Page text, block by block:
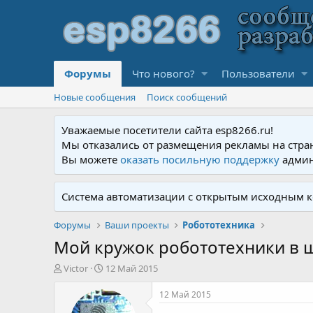
Форумы Что нового? Пользователи
Новые сообщения Поиск сообщений
Уважаемые посетители сайта esp8266.ru!
Мы отказались от размещения рекламы на
Вы можетеоказать посильную поддержку
Система автоматизации с открытым исходным
Форумы Ваши проекты Робототехника
Мой кружок робототехники в
А
Victor
Д
т
а
12 Май 2015
12 Май 2015